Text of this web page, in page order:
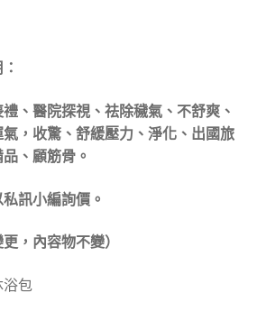
、醫院探視、祛除穢氣、不舒爽、
，收驚、舒緩壓力、淨化、出國旅
、顧筋骨。
訊小編詢價。
，內容物不變）
浴包